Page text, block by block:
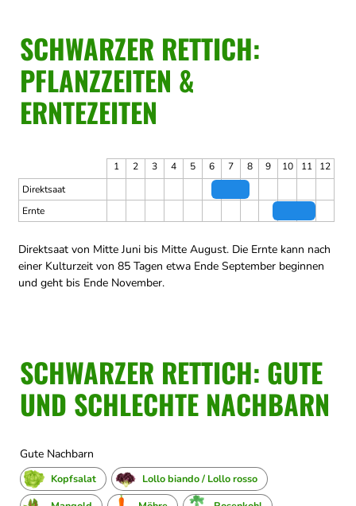
SCHWARZER RETTICH:
PFLANZZEITEN &
ERNTEZEITEN
1 2 3 4 5 6 7 8 9 10 11
12
Direktsaat
Ernte
Direktsaat von Mitte Juni bis Mitte August. Die Ernte kann nach
einer Kulturzeit von 85 Tagen etwa Ende September beginnen
und geht bis Ende November.
SCHWARZER RETTICH: GUTE
UND SCHLECHTE NACHBARN
Gute Nachbarn
Kopfsalat
Lollo biando / Lollo rosso